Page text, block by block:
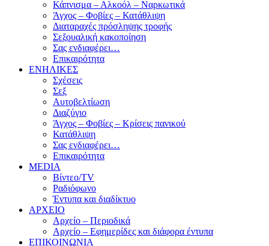
Κάπνισμα – Αλκοόλ – Ναρκωτικά
Άγχος – Φοβίες – Κατάθλιψη
Διαταραχές πρόσληψης τροφής
Σεξουαλική κακοποίηση
Σας ενδιαφέρει…
Επικαιρότητα
ΕΝΗΛΙΚΕΣ
Σχέσεις
Σεξ
Αυτοβελτίωση
Διαζύγιο
Άγχος – Φοβίες – Κρίσεις πανικού
Κατάθλιψη
Σας ενδιαφέρει…
Επικαιρότητα
MEDIA
Βίντεο/TV
Ραδιόφωνο
Έντυπα και διαδίκτυο
ΑΡΧΕΙΟ
Αρχείο – Περιοδικά
Αρχείο – Εφημερίδες και διάφορα έντυπα
ΕΠΙΚΟΙΝΩΝΙΑ